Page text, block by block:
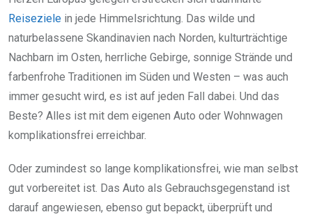
Reiseziele in jede Himmelsrichtung. Das wilde und
naturbelassene Skandinavien nach Norden, kulturträchtige
Nachbarn im Osten, herrliche Gebirge, sonnige Strände und
farbenfrohe Traditionen im Süden und Westen – was auch
immer gesucht wird, es ist auf jeden Fall dabei. Und das
Beste? Alles ist mit dem eigenen Auto oder Wohnwagen
komplikationsfrei erreichbar.
Oder zumindest so lange komplikationsfrei, wie man selbst
gut vorbereitet ist. Das Auto als Gebrauchsgegenstand ist
darauf angewiesen, ebenso gut bepackt, überprüft und